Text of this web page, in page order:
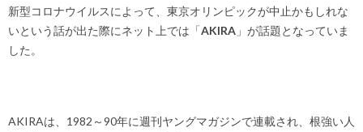
新型コロナウイルスによって、東京オリンピックが中止かもしれな
いという話が出た際にネット上では「AKIRA 」が話題となっていま
した。
AKIRAは、1982～90年に週刊ヤングマガジンで連載され、根強い人